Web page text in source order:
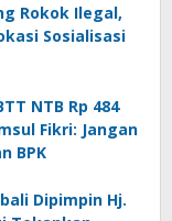
Rokok Ilegal,
Sosialisasi
NTB Rp 484
Fikri: Jangan
BPK
Dipimpin Hj.